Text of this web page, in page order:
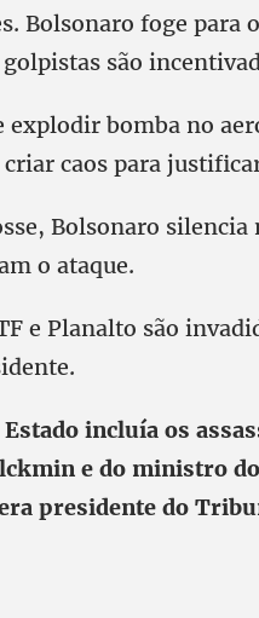
Bolsonaro foge para
são
explodir bomba no
caos para
Bolsonaro silencia
o ataque.
e Planalto são
incluía os
e do ministro
presidente do